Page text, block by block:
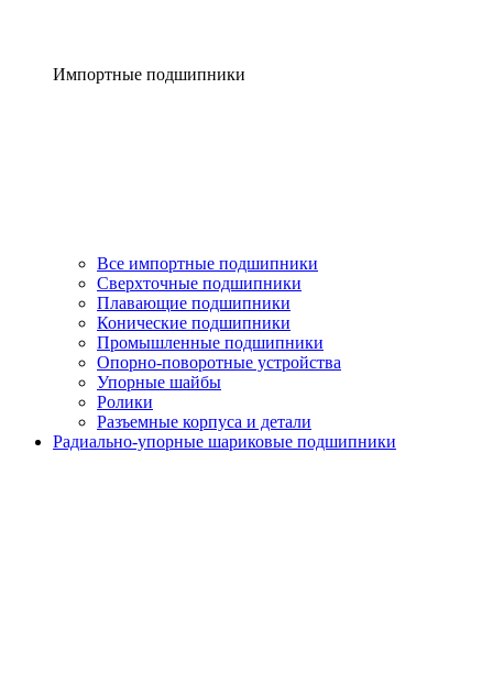
Импортные подшипники
Все импортные подшипники
Сверхточные подшипники
Плавающие подшипники
Конические подшипники
Промышленные подшипники
Опорно-поворотные устройства
Упорные шайбы
Ролики
Разъемные корпуса и детали
Радиально-упорные шариковые подшипники